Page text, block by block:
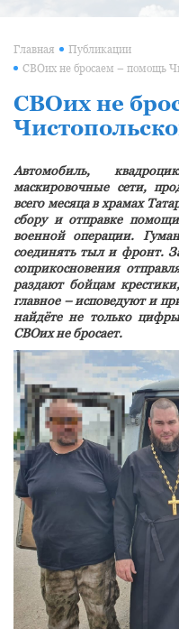
Главная Публикации
СВОих не
Автомобиль,
маскировочные сети,
всего месяца в храмах
сбору и отправке
военной операции.
соединять тыл и фронт.
соприкосновения
раздают бойцам
главное – исповедуют и
найдёте не только
СВОих не бросает.